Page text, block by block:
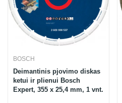
BOSCH
Deimantinis pjovimo diskas
ketui ir plienui Bosch
Expert, 355 x 25,4 mm, 1 vnt.